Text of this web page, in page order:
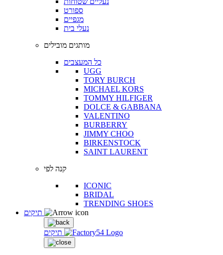
ספורט
מגפיים
נעלי בית
מותגים מובילים
כל המעצבים
UGG
TORY BURCH
MICHAEL KORS
TOMMY HILFIGER
DOLCE & GABBANA
VALENTINO
BURBERRY
JIMMY CHOO
BIRKENSTOCK
SAINT LAURENT
קנה לפי
ICONIC
BRIDAL
TRENDING SHOES
תיקים